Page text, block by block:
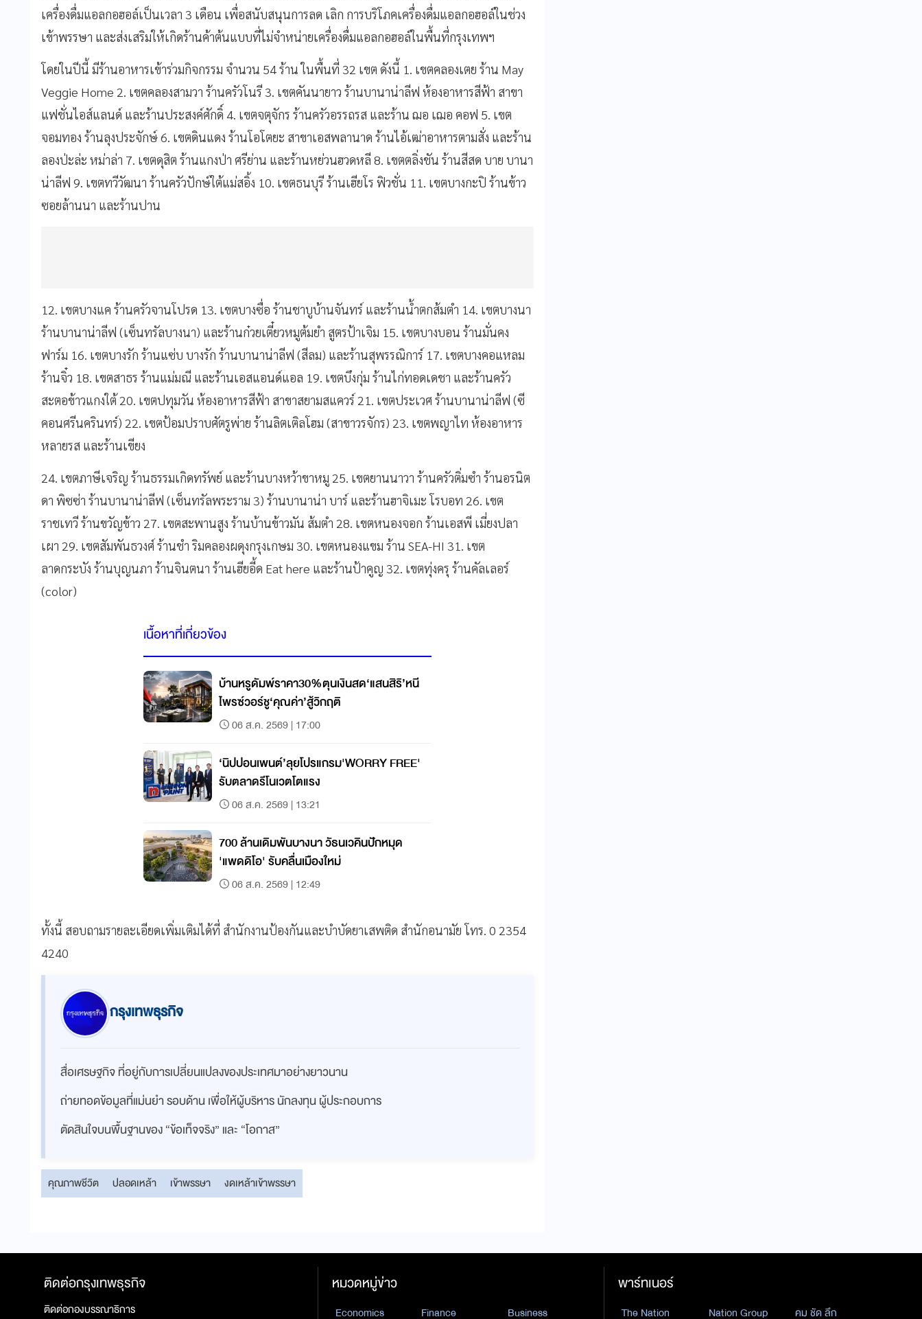
เครื่องดื่มแอลกอฮอล์เป็นเวลา 3 เดือน เพื่อสนับสนุนการลด เลิก การบริโภคเครื่องดื่มแอลกอฮอล์ในช่วง
เข้าพรรษา และส่งเสริมให้เกิดร้านค้าต้นแบบที่ไม่จำหน่ายเครื่องดื่มแอลกอฮอล์ในพื้นที่กรุงเทพฯ
โดยในปีนี้ มีร้านอาหารเข้าร่วมกิจกรรม จำนวน 54 ร้าน ในพื้นที่ 32 เขต ดังนี้ 1. เขตคลองเตย ร้าน May
Veggie Home 2. เขตคลองสามวา ร้านครัวโนรี 3. เขตคันนายาว ร้านบานาน่าลีฟ ห้องอาหารสีฟ้า สาขา
แฟชั่นไอส์แลนด์ และร้านประสงค์ศักดิ์ 4. เขตจตุจักร ร้านครัวอรรถรส และร้าน ฌอ เฌอ คอฟ 5. เขต
จอมทอง ร้านลุงประจักษ์ 6. เขตดินแดง ร้านโอโตยะ สาขาเอสพลานาด ร้านไอ้เฒ่าอาหารตามสั่ง และร้าน
ลองป่ะล่ะ หม่าล่า 7. เขตดุสิต ร้านแกงป่า ศรีย่าน และร้านหย่วนฮวดหลี 8. เขตตลิ่งชัน ร้านสีสด บาย บานา
น่าลีฟ 9. เขตทวีวัฒนา ร้านครัวปักษ์ใต้แม่สอิ้ง 10. เขตธนบุรี ร้านเฮียโร ฟิวชั่น 11. เขตบางกะปิ ร้านข้าว
ซอยล้านนา และร้านปาน
12. เขตบางแค ร้านครัวจานโปรด 13. เขตบางซื่อ ร้านชาบูบ้านจันทร์ และร้านน้ำตกส้มตำ 14. เขตบางนา
ร้านบานาน่าลีฟ (เซ็นทรัลบางนา) และร้านก๋วยเตี๋ยวหมูต้มยำ สูตรป้าเจิม 15. เขตบางบอน ร้านมั่นคง
ฟาร์ม 16. เขตบางรัก ร้านแซ่บ บางรัก ร้านบานาน่าลีฟ (สีลม) และร้านสุพรรณิการ์ 17. เขตบางคอแหลม
ร้านจิ๋ว 18. เขตสาธร ร้านแม่มณี และร้านเอสแอนด์แอล 19. เขตบึงกุ่ม ร้านไก่ทอดเดชา และร้านครัว
สะตอข้าวแกงใต้ 20. เขตปทุมวัน ห้องอาหารสีฟ้า สาขาสยามสแควร์ 21. เขตประเวศ ร้านบานาน่าลีฟ (ซี
คอนศรีนครินทร์) 22. เขตป้อมปราบศัตรูพ่าย ร้านลิตเติลโฮม (สาขาวรจักร) 23. เขตพญาไท ห้องอาหาร
หลายรส และร้านเขียง
24. เขตภาษีเจริญ ร้านธรรมเกิดทรัพย์ และร้านบางหว้าขาหมู 25. เขตยานนาวา ร้านครัวติ่มซำ ร้านอรนิต
ดา พิซซ่า ร้านบานาน่าลีฟ (เซ็นทรัลพระราม 3) ร้านบานาน่า บาร์ และร้านฮาจิเมะ โรบอท 26. เขต
ราชเทวี ร้านขวัญข้าว 27. เขตสะพานสูง ร้านบ้านข้าวมัน ส้มตำ 28. เขตหนองจอก ร้านเอสพี เมี่ยงปลา
เผา 29. เขตสัมพันธวงศ์ ร้านชำ ริมคลองผดุงกรุงเกษม 30. เขตหนองแขม ร้าน SEA-HI 31. เขต
ลาดกระบัง ร้านบุญนภา ร้านจินตนา ร้านเฮียอี้ด Eat here และร้านป้าคูญ 32. เขตทุ่งครุ ร้านคัลเลอร์
(color)
เนื้อหาที่เกี่ยวข้อง
บ้านหรูดัมพ์ราคา30%ตุนเงินสด‘แสนสิริ’หนี
ไพรซ์วอร์ชู‘คุณค่า’สู้วิกฤติ
06 ส.ค. 2569 | 17:00
‘นิปปอนเพนต์’ลุยโปรแกรม'WORRY FREE'
รับตลาดรีโนเวตโตแรง
06 ส.ค. 2569 | 13:21
700 ล้านเดิมพันบางนา วัธนเวคินปักหมุด
'แพดดิโอ' รับคลื่นเมืองใหม่
06 ส.ค. 2569 | 12:49
ทั้งนี้ สอบถามรายละเอียดเพิ่มเติมได้ที่ สำนักงานป้องกันและบำบัดยาเสพติด สำนักอนามัย โทร. 0 2354
4240
กรุงเทพธุรกิจ
สื่อเศรษฐกิจ ที่อยู่กับการเปลี่ยนแปลงของประเทศมาอย่างยาวนาน
ถ่ายทอดข้อมูลที่แม่นยำ รอบด้าน เพื่อให้ผู้บริหาร นักลงทุน ผู้ประกอบการ
ตัดสินใจบนพื้นฐานของ “ข้อเท็จจริง” และ “โอกาส”
คุณภาพชีวิต ปลอดเหล้า เข้าพรรษา งดเหล้าเข้าพรรษา
ติดต่อกรุงเทพธุรกิจ
ติดต่อกองบรรณาธิการ
หมวดหมู่ข่าว
Economics Finance Business
พาร์ทเนอร์
The Nation Nation Group คม ชัด ลึก